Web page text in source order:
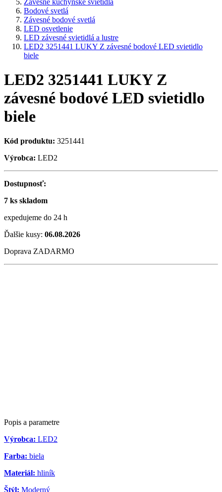
Závesné kuchynské svietidlá
Bodové svetlá
Závesné bodové svetlá
LED osvetlenie
LED závesné svietidlá a lustre
LED2 3251441 LUKY Z závesné bodové LED svietidlo
biele
LED2 3251441 LUKY Z
závesné bodové LED svietidlo
biele
Kód produktu: 3251441
Výrobca: LED2
Dostupnosť:
7 ks skladom
expedujeme do 24 h
Ďalšie kusy: 06.08.2026
Doprava ZADARMO
Popis a parametre
Výrobca: LED2
Farba: biela
Materiál: hliník
Štýl: Moderný